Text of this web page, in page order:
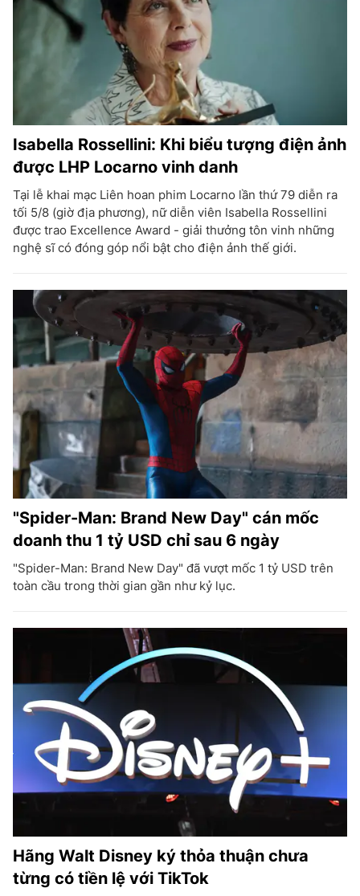
Isabella Rossellini: Khi biểu tượng điện ảnh
được LHP Locarno vinh danh
Tại lễ khai mạc Liên hoan phim Locarno lần thứ 79 diễn ra
tối 5/8 (giờ địa phương), nữ diễn viên Isabella Rossellini
được trao Excellence Award - giải thưởng tôn vinh những
nghệ sĩ có đóng góp nổi bật cho điện ảnh thế giới.
"Spider-Man: Brand New Day" cán mốc
doanh thu 1 tỷ USD chỉ sau 6 ngày
"Spider-Man: Brand New Day" đã vượt mốc 1 tỷ USD trên
toàn cầu trong thời gian gần như kỷ lục.
Hãng Walt Disney ký thỏa thuận chưa
từng có tiền lệ với TikTok